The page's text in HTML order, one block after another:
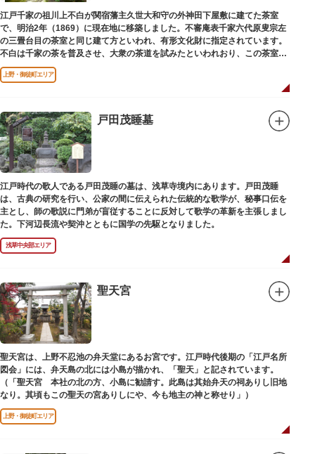
江戸千家の祖川上不白が関宿藩主久世大和守の外神田下屋敷に建てた茶室
で、明治2年（1869）に現在地に移築しました。不審庵表千家六代原叟宗左
の三畳台目の茶室と同じ建て方といわれ、有形文化財に指定されています。
不白は千家の茶を普及させ、大衆の茶道を試みたといわれおり、この茶室は
江戸千家を広める拠点となりました。
上野・御徒町エリア
戸田茂睡墓
江戸時代の歌人である戸田茂睡の墓は、浅草寺境内にあります。戸田茂睡
は、古典の研究を行い、公家の間に伝えられた伝統的な歌学が、秘事口伝を
主とし、師の歌説に門弟が盲従することに反対して歌学の革新を主張しまし
た。下河辺長流や契沖とともに国学の先駆となりました。
浅草中央部エリア
聖天宮
聖天宮は、上野不忍池の弁天堂にあるお宮です。江戸時代後期の「江戸名所
図会」には、弁天島の北には小島が描かれ、「聖天」と記されています。
（「聖天宮 本社の北の方、小島に勧請す。此島は其始弁天の祠ありし旧地
なり。其頃もこの聖天の宮ありしにや、今も地主の神と称せり」）
上野・御徒町エリア